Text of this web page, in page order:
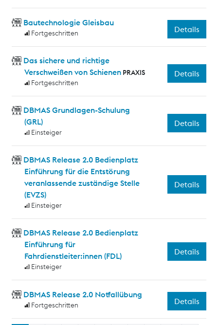
Bautechnologie Gleisbau
Fortgeschritten Details
Das sichere und richtige
Verschweißen von Schienen PRAXIS
Fortgeschritten
Details
DBMAS Grundlagen-Schulung
(GRL)
Einsteiger
Details
DBMAS Release 2.0 Bedienplatz
Einführung für die Entstörung
veranlassende zuständige Stelle
(EVZS)
Einsteiger
Details
DBMAS Release 2.0 Bedienplatz
Einführung für
Fahrdienstleiter:innen (FDL)
Einsteiger
Details
DBMAS Release 2.0 Notfallübung
Fortgeschritten Details